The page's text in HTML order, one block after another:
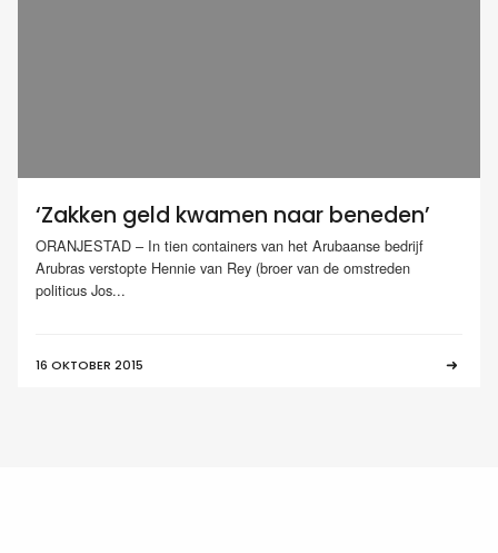
‘Zakken geld kwamen naar beneden’
ORANJESTAD – In tien containers van het Arubaanse bedrijf
Arubras verstopte Hennie van Rey (broer van de omstreden
politicus Jos...
16 OKTOBER 2015